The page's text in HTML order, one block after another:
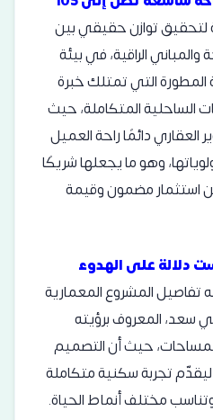
لتحقيق توازن حقيقي بين
الراقية، في بيئة
التي تمتلك خبرة
الساحلية المتكاملة، حيث
دائمًا راحة العميل
وهو ما يجعلها شريكًا
استثمار مضمون وقيمة
دلالة على الهدوء
تفاصيل المشروع المعمارية
سعد، المعروف برؤيته
حيث أن التصميم
ليقدّم تجربة سكنية متكاملة
مختلف أنماط الحياة.